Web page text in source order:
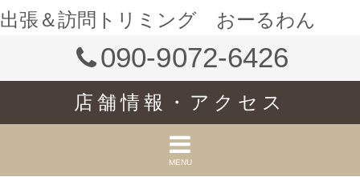
出張＆訪問トリミング おーるわん
090-9072-6426
店舗情報・アクセス
MENU